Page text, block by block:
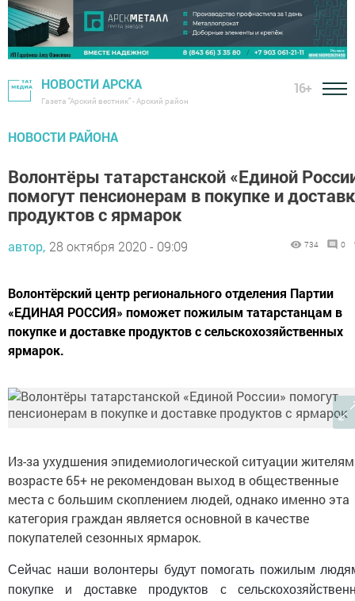
НОВОСТИ АРСКА
Газета "Арский вестник" - Арский район
16+
НОВОСТИ РАЙОНА
Волонтёры татарстанской «Единой
помогут пенсионерам в покупке и
продуктов с ярмарок
автор, 28 октября 2020 - 09:09 734 0
Волонтёрский центр регионального отделения Партии
«ЕДИНАЯ РОССИЯ» поможет пожилым татарстанцам в
покупке и доставке продуктов с сельскохозяйственных
ярмарок.
Из-за ухудшения эпидемиологической ситуации
возрасте 65+ не рекомендован выход в общественные
места с большим скоплением людей, однако именно эта
категория граждан является основной в качестве
покупателей сезонных ярмарок.
Сейчас наши волонтеры будут помогать пожилым
покупке и доставке продуктов с